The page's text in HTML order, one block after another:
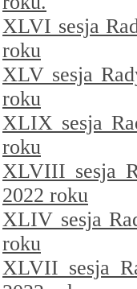
XLVI sesja
roku
XLV sesja
roku
XLIX sesja
roku
XLVIII sesja
2022 roku
XLIV sesja
roku
XLVII sesja